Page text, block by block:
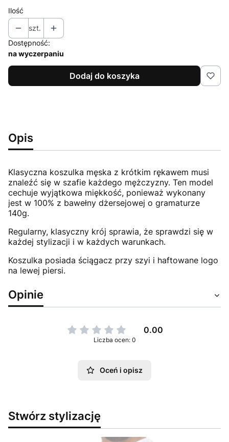
Ilość
szt.
Dostępność:
na wyczerpaniu
Dodaj do koszyka
Opis
Klasyczna koszulka męska z krótkim rękawem musi
znaleźć się w szafie każdego mężczyzny. Ten model
cechuje wyjątkowa miękkość, ponieważ wykonany
jest w 100% z bawełny dżersejowej o gramaturze
140g.
Regularny, klasyczny krój sprawia, że sprawdzi się w
każdej stylizacji i w każdych warunkach.
Koszulka posiada ściągacz przy szyi i haftowane logo
na lewej piersi.
Opinie
0.00
Liczba ocen: 0
Oceń i opisz
Stwórz stylizację